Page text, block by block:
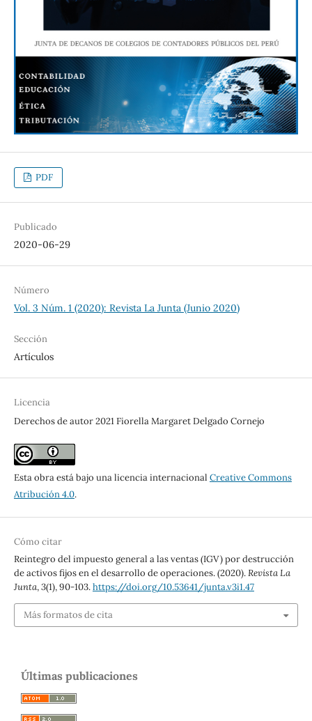
PDF
Publicado
2020-06-29
Número
Vol. 3 Núm. 1 (2020): Revista La Junta (Junio 2020)
Sección
Artículos
Licencia
Derechos de autor 2021 Fiorella Margaret Delgado Cornejo
Esta obra está bajo una licencia internacional Creative Commons
Atribución 4.0.
Cómo citar
Reintegro del impuesto general a las ventas (IGV) por destrucción
de activos fijos en el desarrollo de operaciones. (2020).Revista La
Junta,3(1), 90-103.https://doi.org/10.53641/junta.v3i1.47
Más formatos de cita
Últimas publicaciones